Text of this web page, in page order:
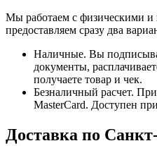
Мы работаем с физическими
предоставляем сразу два
Наличные. Вы
документы,
получаете товар и чек.
Безналичный расчет.
MasterCard. Доступен
Доставка по